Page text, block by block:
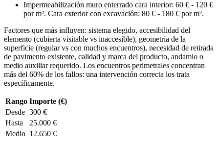
Impermeabilización muro enterrado cara interior: 60 € - 120 €
por m². Cara exterior con excavación: 80 € - 180 € por m².
Factores que más influyen: sistema elegido, accesibilidad del
elemento (cubierta visitable vs inaccesible), geometría de la
superficie (regular vs con muchos encuentros), necesidad de retirada
de pavimento existente, calidad y marca del producto, andamio o
medio auxiliar requerido. Los encuentros perimetrales concentran
más del 60% de los fallos: una intervención correcta los trata
específicamente.
Rango Importe (€)
Desde 300 €
Hasta
25.000 €
Medio 12.650 €